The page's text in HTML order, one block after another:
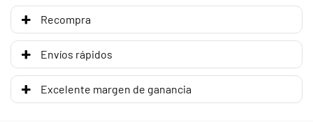
Recompra
Envíos rápidos
Excelente margen de ganancia